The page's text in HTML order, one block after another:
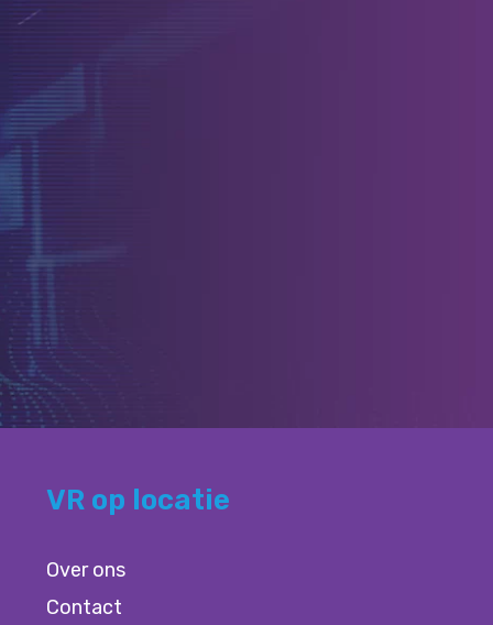
VR op locatie
Over ons
Contact